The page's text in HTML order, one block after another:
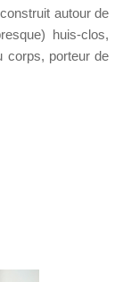
autour de
huis-clos,
corps, porteur de